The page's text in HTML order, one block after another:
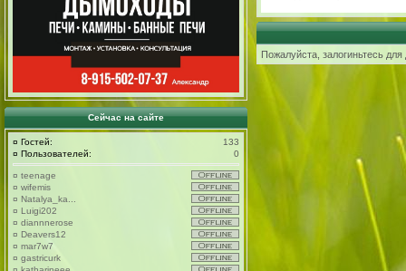
Сейчас на сайте
¤ Гостей:
133
¤ Пользователей: 0
¤ teenage
¤ wifemis
¤ Natalya_ka...
¤ Luigi202
¤ diannnerose
¤ Deavers12
¤ mar7w7
¤ gastricurk
Пожалуйста, залогиньтесь